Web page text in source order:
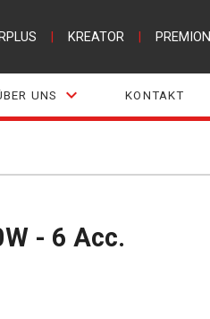
KREATOR PREMION
UNS KONTAKT
- 6 Acc.